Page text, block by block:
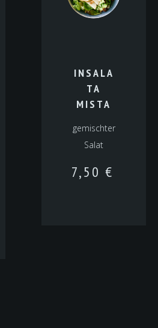
INSALA
TA
MISTA
gemischter
Salat
7,50 €